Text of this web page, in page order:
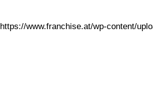
https://www.franchise.at/wp-content/